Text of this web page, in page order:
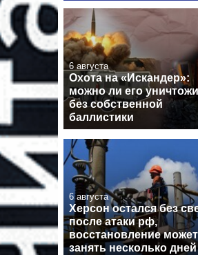
6 августа
Охота на «Искандер»:
можно ли его
без собственной
баллистики
6 августа
Херсон остался без
после атаки рф,
восстановление может
занять несколько дней